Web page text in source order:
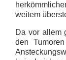
weitem
Da vor allem
den